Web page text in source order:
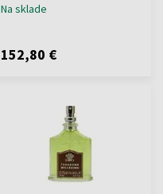
Na sklade
152,80 €